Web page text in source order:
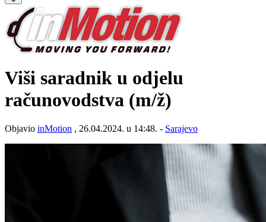
Viši saradnik u odjelu
računovodstva (m/ž)
Objavio inMotion , 26.04.2024. u 14:48. - Sarajevo